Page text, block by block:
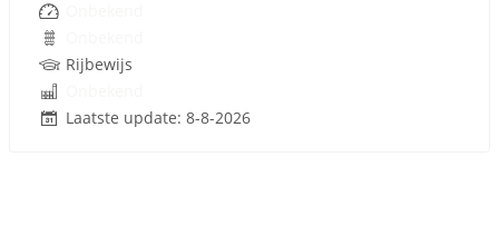
Rijbewijs
Laatste update: 8-8-2026